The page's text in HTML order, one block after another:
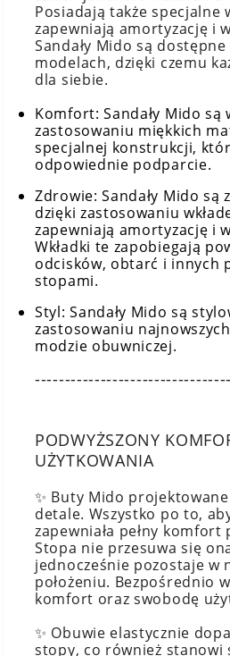
Posiadają także specjalne
zapewniają amortyzację i
Sandały Mido są
modelach, dzięki czemu
dla siebie.
Komfort: Sandały Mido są
zastosowaniu miękkich
specjalnej konstrukcji,
odpowiednie podparcie.
Zdrowie: Sandały Mido są
dzięki zastosowaniu
zapewniają amortyzację i
Wkładki te zapobiegają
odcisków, obtarć i innych
stopami.
Styl: Sandały Mido są
zastosowaniu
modzie obuwniczej.
PODWYŻSZONY
UŻYTKOWANIA
✨ Buty Mido
detale. Wszystko po to,
zapewniała pełny komfort
Stopa nie przesuwa się
jednocześnie pozostaje w
położeniu. Bezpośrednio
komfort oraz swobodę
✨ Obuwie elastycznie
stopy, co również stanowi